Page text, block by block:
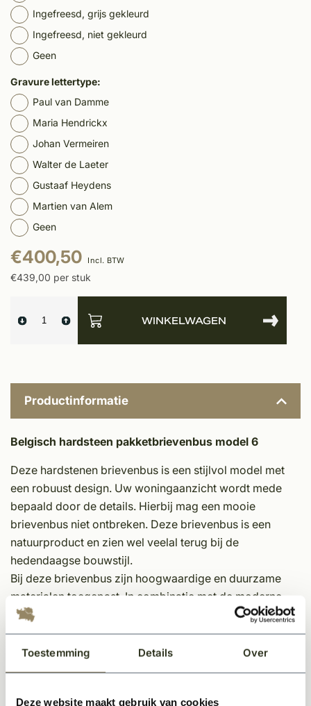
Toestemming Details Over
Deze website maakt gebruik van cookies
Ingefreesd, grijs gekleurd
Ingefreesd, niet gekleurd
Geen
Gravure lettertype:
Paul van Damme
Maria Hendrickx
Johan Vermeiren
Walter de Laeter
Gustaaf Heydens
Martien van Alem
Geen
€400,50 Incl. BTW
€439,00 per stuk
WINKELWAGEN
Productinformatie
Belgisch hardsteen pakketbrievenbus model 6
Deze hardstenen brievenbus is een stijlvol model met
een robuust design. Uw woningaanzicht wordt mede
bepaald door de details. Hierbij mag een mooie
brievenbus niet ontbreken. Deze brievenbus is een
natuurproduct en zien wel veelal terug bij de
hedendaagse bouwstijl.
Bij deze brievenbus zijn hoogwaardige en duurzame
materialen toegepast. In combinatie met de moderne
hedendaagse technieken, beproefd vakmanschap op
authentieke wijze en een handmatige afwerking is er
niet alleen sprake van kwalitatief hoogwaardige
materialen, maar ook een prachtige met de hand